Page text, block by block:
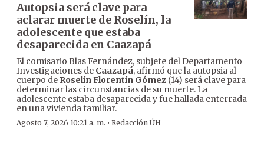
Autopsia será clave para
aclarar muerte de Roselín, la
adolescente que estaba
desaparecida en Caazapá
El comisario Blas Fernández, subjefe del Departamento
Investigaciones de Caazapá, afirmó que la autopsia al
cuerpo de Roselín Florentín Gómez (14) será clave para
determinar las circunstancias de su muerte. La
adolescente estaba desaparecida y fue hallada enterrada
en una vivienda familiar.
Agosto 7, 2026 10:21 a. m. · Redacción ÚH